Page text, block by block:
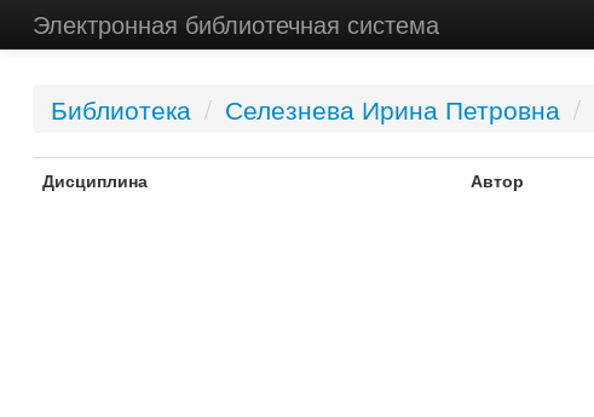
Электронная библиотечная система
Библиотека / Селезнева Ирина Петровна /
Дисциплина Автор